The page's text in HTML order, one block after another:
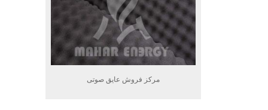
مرکز فروش عایق صوتی